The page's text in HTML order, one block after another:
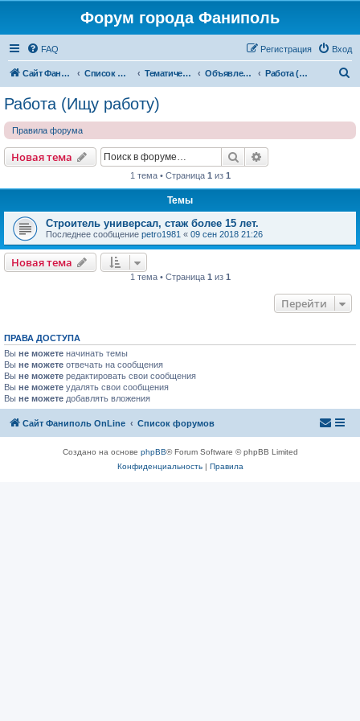
Форум города Фаниполь
FAQ Вход
Регистрация
Сайт Фаниполь OnLine Список форумов Тематические разделы Объявления Работа (Ищу работу)
Работа (Ищу работу)
Правила форума
Новая тема Поиск
1 тема • Страница 1 из 1
Темы
Строитель универсал, стаж более 15 лет.
Последнее сообщение petro1981 « 09 сен 2018 21:26
Новая тема
1 тема • Страница 1 из 1
Перейти
ПРАВА ДОСТУПА
Вы не можете начинать темы
Вы не можете отвечать на сообщения
Вы не можете редактировать свои сообщения
Вы не можете удалять свои сообщения
Вы не можете добавлять вложения
Сайт Фаниполь OnLine Список форумов
Создано на основе phpBB® Forum Software © phpBB Limited
Конфиденциальность| Правила